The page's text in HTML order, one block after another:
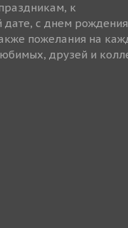
к
дате, с днем
пожелания на
друзей и